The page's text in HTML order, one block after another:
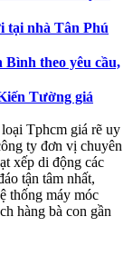
tại nhà Tân Phú
theo yêu cầu,
Tường giá
Tphcm giá rẽ uy
ty đơn vị chuyên
xếp di động các
tận tâm nhất,
thống máy móc
hàng bà con gần